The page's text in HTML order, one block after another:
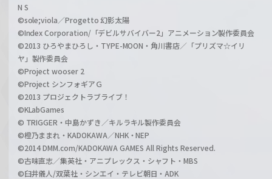
N S
©sole;viola／Progetto 幻影太陽
©Index Corporation/「デビルサバイバー2」アニメーション製作委員会
©2013 ひろやまひろし・TYPE-MOON・角川書店／「プリズマ☆イリ
ヤ」製作委員会
©Project wooser 2
©Project シンフォギアＧ
©2013 プロジェクトラブライブ！
©KLabGames
© TRIGGER・中島かずき／キルラキル製作委員会
©橙乃ままれ・KADOKAWA／NHK・NEP
©2014 DMM.com/KADOKAWA GAMES All Rights Reserved.
©古味直志／集英社・アニプレックス・シャフト・MBS
©臼井儀人/双葉社・シンエイ・テレビ朝日・ADK